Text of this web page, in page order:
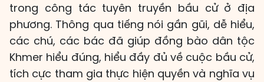
trong công tác tuyên truyền bầu cử ở địa
phương. Thông qua tiếng nói gần gũi, dễ hiểu,
các chú, các bác đã giúp đồng bào dân tộc
Khmer hiểu đúng, hiểu đầy đủ về cuộc bầu cử,
tích cực tham gia thực hiện quyền và nghĩa vụ